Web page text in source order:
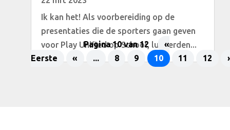
Ik kan het! Als voorbereiding op de
presentaties die de sporters gaan geven
voor Play Unified op School, luisterden...
Pagina 10 van 12
«
Eerste
« ... 8 9 10 11 12